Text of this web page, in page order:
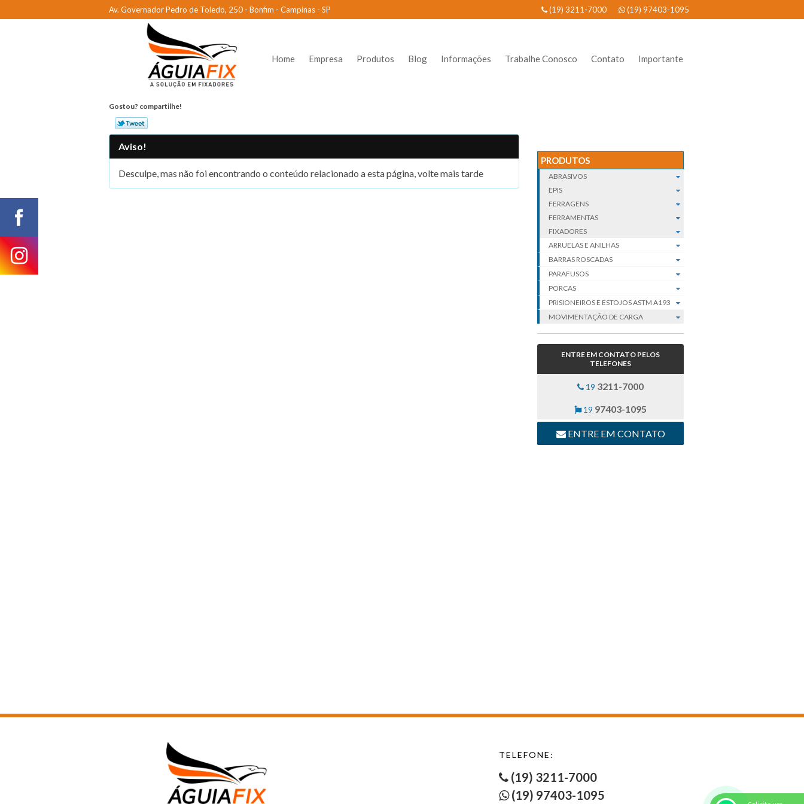
Av. Governador Pedro de Toledo, 250 - Bonfim - Campinas - SP (19) 3211-7000 (19) 97403-1095
Home Empresa Produtos Blog Informações Trabalhe Conosco Contato Importante
Gostou? compartilhe!
Aviso!
Desculpe, mas não foi encontrando o conteúdo relacionado a esta página, volte mais tarde
PRODUTOS
ABRASIVOS
EPIS
FERRAGENS
FERRAMENTAS
FIXADORES
ARRUELAS E ANILHAS
BARRAS ROSCADAS
PARAFUSOS
PORCAS
PRISIONEIROS E ESTOJOS ASTM A193
MOVIMENTAÇÃO DE CARGA
ENTRE EM CONTATO PELOS
TELEFONES
19 3211-7000
19 97403-1095
ENTRE EM CONTATO
TELEFONE:
(19) 3211-7000
(19) 97403-1095